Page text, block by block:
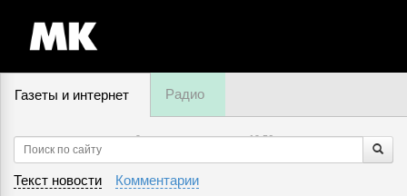
Газеты и интернет Радио
9 августа, воскресенье,19:56
Текст новости Комментарии